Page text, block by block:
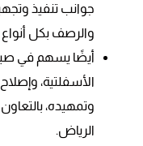
جوانب تنفيذ
والرصف بكل
أيضًا يسهم في
الأسفلتية،
وتمهيده،
الرياض.